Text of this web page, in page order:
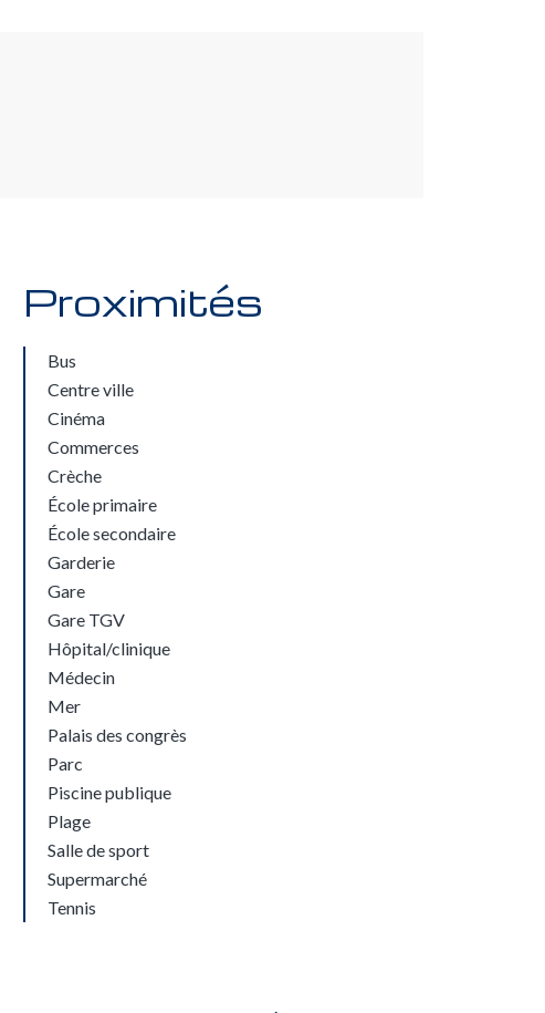
Proximités
Bus
Centre ville
Cinéma
Commerces
Crèche
École primaire
École secondaire
Garderie
Gare
Gare TGV
Hôpital/clinique
Médecin
Mer
Palais des congrès
Parc
Piscine publique
Plage
Salle de sport
Supermarché
Tennis